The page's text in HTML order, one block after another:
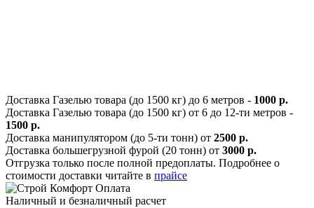
Доставка Газелью товара (до 1500 кг) до 6 метров - 1000 р.
Доставка Газелью товара (до 1500 кг) от 6 до 12-ти метров -
1500 р.
Доставка манипулятором (до 5-ти тонн) от 2500 р.
Доставка большегрузной фурой (20 тонн) от 3000 р.
Отгрузка только после полной предоплаты. Подробнее о
стоимости доставки читайте в прайсе
Оплата
Наличный и безналичный расчет